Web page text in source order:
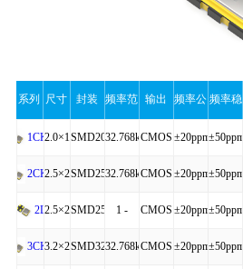
系列 尺寸 封装 频率范
围
输出 频率公
差
频率稳
定性
1CKL2.0×1.6×0.75
SMD2016-
4P
32.768kHzCMOS ±20ppm±50ppm
2CKL2.5×2.0×0.81
SMD2520-
4P
32.768kHzCMOS ±20ppm±50ppm
2L2.5×2.0×0.81
SMD2520-
4P
1 -
54MHz
CMOS ±20ppm±50ppm
3CKL3.2×2.5×0.95
SMD3225-32.768kHzCMOS ±20ppm±50ppm